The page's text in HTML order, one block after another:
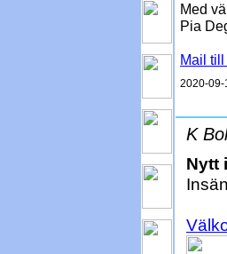
Med
Pia
Mail till
2020-09-
K
Nytt